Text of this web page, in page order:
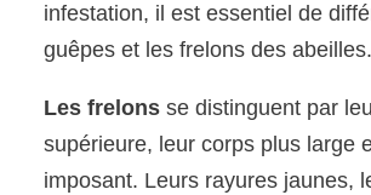
infestation, il est essentiel de
guêpes et les frelons des abeilles.
Les frelons se distinguent par
supérieure, leur corps plus large
imposant. Leurs rayures jaunes,